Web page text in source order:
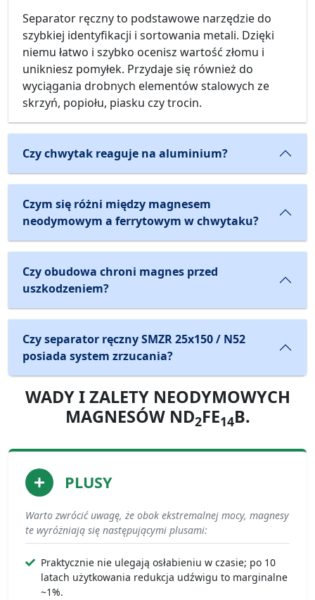
Separator ręczny to podstawowe narzędzie do
szybkiej identyfikacji i sortowania metali. Dzięki
niemu łatwo i szybko ocenisz wartość złomu i
unikniesz pomyłek. Przydaje się również do
wyciągania drobnych elementów stalowych ze
skrzyń, popiołu, piasku czy trocin.
Czy chwytak reaguje na aluminium?
Czym się różni między magnesem
neodymowym a ferrytowym w chwytaku?
Czy obudowa chroni magnes przed
uszkodzeniem?
Czy separator ręczny SMZR 25x150 / N52
posiada system zrzucania?
WADY I ZALETY NEODYMOWYCH
MAGNESÓW ND2FE14B.
PLUSY
Warto zwrócić uwagę, że obok ekstremalnej mocy, magnesy
te wyróżniają się następującymi plusami:
Praktycznie nie ulegają osłabieniu w czasie; po 10
latach użytkowania redukcja udźwigu to marginalne
~1%.